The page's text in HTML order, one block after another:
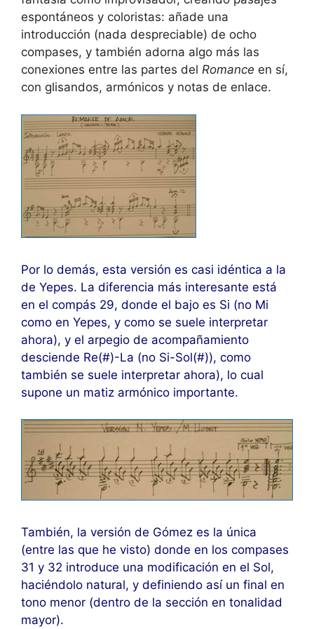
espontáneos y coloristas: añade una
introducción (nada despreciable) de ocho
compases, y también adorna algo más las
conexiones entre las partes del Romance en sí,
con glisandos, armónicos y notas de enlace.
Por lo demás, esta versión es casi idéntica a la
de Yepes. La diferencia más interesante está
en el compás 29, donde el bajo es Si (no Mi
como en Yepes, y como se suele interpretar
ahora), y el arpegio de acompañamiento
desciende Re(#)-La (no Si-Sol(#)), como
también se suele interpretar ahora), lo cual
supone un matiz armónico importante.
También, la versión de Gómez es la única
(entre las que he visto) donde en los compases
31 y 32 introduce una modificación en el Sol,
haciéndolo natural, y definiendo así un final en
tono menor (dentro de la sección en tonalidad
mayor).